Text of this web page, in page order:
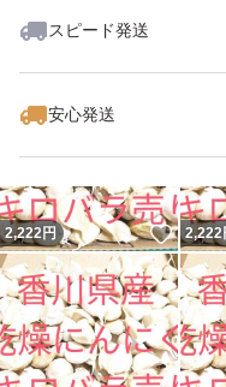
スピード発送
安心発送
2,222円 いい
2,222